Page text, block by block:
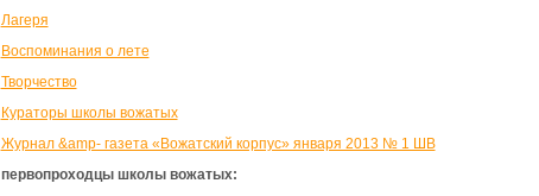
Лагеря
Воспоминания о лете
Творчество
Кураторы школы вожатых
Журнал &amp- газета «Вожатский корпус» января 2013 № 1 ШВ
первопроходцы школы вожатых: